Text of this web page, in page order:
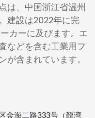
は、中国浙江省温州
建設は2022年に完
カーに及びます。エ
などを含む工業用フ
が含まれています。